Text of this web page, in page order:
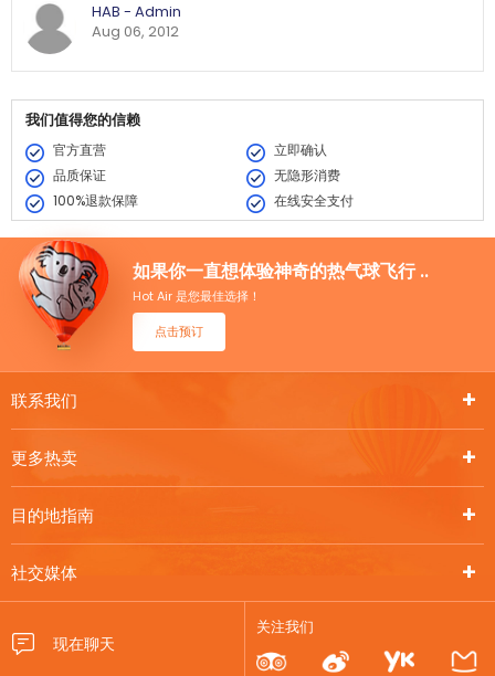
HAB - Admin
Aug 06, 2012
我们值得您的信赖
官方直营
立即确认
品质保证
无隐形消费
100%退款保障
在线安全支付
如果你一直想体验神奇的热气球飞行 ..
Hot Air 是您最佳选择！
点击预订
更多热卖
目的地指南
社交媒体
联系我们
关注我们